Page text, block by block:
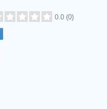
0.0 (0)